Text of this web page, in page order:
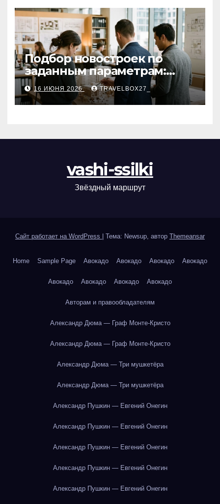
Подбор новостроек по
заданным параметрам:
критерии и этапы
16 ИЮНЯ 2026 TRAVELBOX27_
vashi-ssilki
Звёздный маршрут
Сайт работает на WordPress Тема: Newsup, автор Themeansar
Home Sample Page Авокадо Авокадо Авокадо Авокадо
Авокадо Авокадо Авокадо Авокадо
Авторам и правообладателям
Александр Дюма — Граф Монте-Кристо
Александр Дюма — Граф Монте-Кристо
Александр Дюма — Три мушкетёра
Александр Дюма — Три мушкетёра
Александр Пушкин — Евгений Онегин
Александр Пушкин — Евгений Онегин
Александр Пушкин — Евгений Онегин
Александр Пушкин — Евгений Онегин
Александр Пушкин — Евгений Онегин